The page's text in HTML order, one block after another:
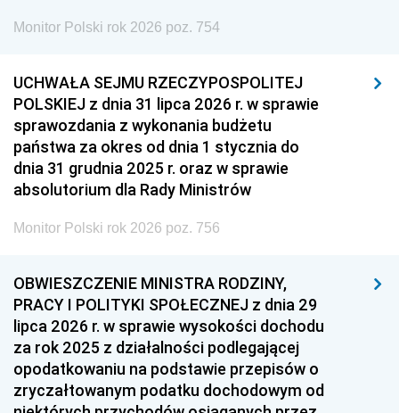
Monitor Polski rok 2026 poz. 754
UCHWAŁA SEJMU RZECZYPOSPOLITEJ
POLSKIEJ z dnia 31 lipca 2026 r. w sprawie
sprawozdania z wykonania budżetu
państwa za okres od dnia 1 stycznia do
dnia 31 grudnia 2025 r. oraz w sprawie
absolutorium dla Rady Ministrów
Monitor Polski rok 2026 poz. 756
OBWIESZCZENIE MINISTRA RODZINY,
PRACY I POLITYKI SPOŁECZNEJ z dnia 29
lipca 2026 r. w sprawie wysokości dochodu
za rok 2025 z działalności podlegającej
opodatkowaniu na podstawie przepisów o
zryczałtowanym podatku dochodowym od